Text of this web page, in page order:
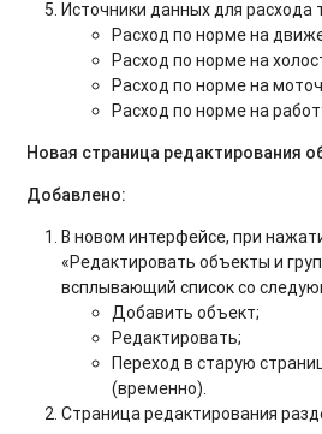
Источники данных для расхода
Расход по норме на
Расход по норме на
Расход по норме на
Расход по норме на
Новая страница редактирования
Добавлено:
В новом интерфейсе, при
«Редактировать объекты и
всплывающий список со
Добавить объект;
Редактировать;
Переход в старую
(временно).
Страница редактирования